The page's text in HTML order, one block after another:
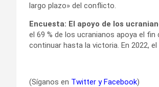
largo plazo» del conflicto.
Encuesta: El apoyo de los
el 69 % de los ucranianos apoya el
continuar hasta la victoria. En 2022, el
(Síganos en Twitter yFacebook)